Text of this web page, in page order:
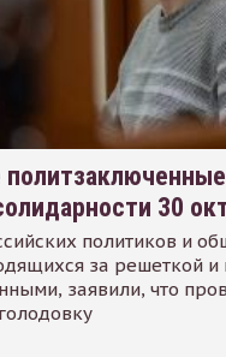
30
политиков и
за решеткой
заявили, что